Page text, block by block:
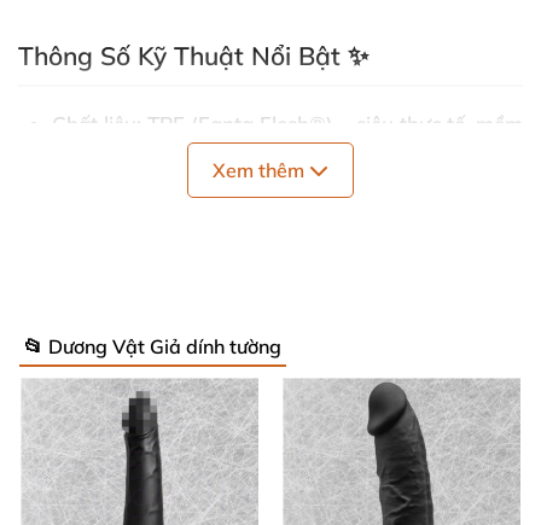
Thông Số Kỹ Thuật Nổi Bật ✨
Chất liệu: TPE (Fanta Flesh®) – siêu thực tế, mềm
mại như da thật. 💖
Chiều dài phần hoạt động
mái, dễ kiểm soát.
Đường kính: 4.8 cm – kích thước hoàn hảo, vừa
vặn kích thích tối đa.
Xem thêm
📂 Dương Vật Giả dính tường